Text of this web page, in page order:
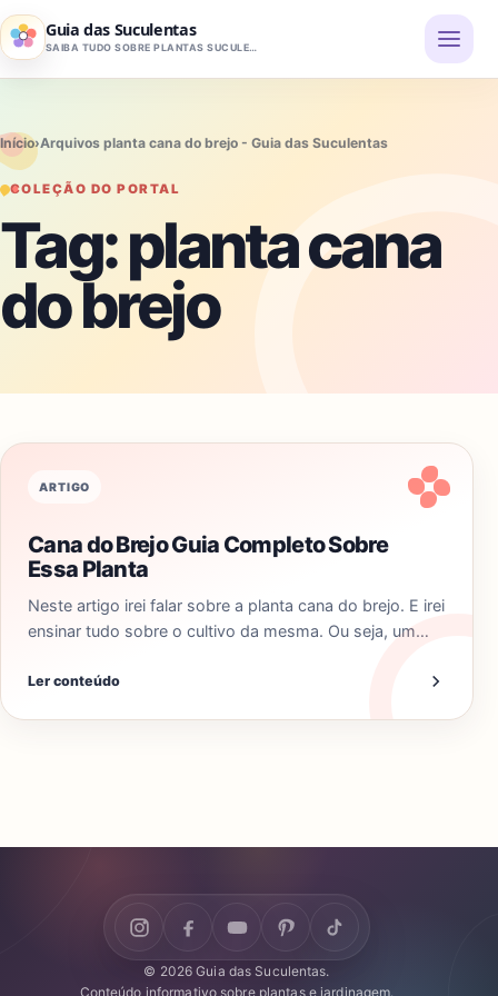
Pular para o conteúdo
Guia das Suculentas
SAIBA TUDO SOBRE PLANTAS SUCULENTAS
Início›Arquivos planta cana do brejo - Guia das Suculentas
COLEÇÃO DO PORTAL
Tag:planta cana
do brejo
ARTIGO
Cana do Brejo Guia Completo Sobre
Essa Planta
Neste artigo irei falar sobre a planta cana do brejo. E irei
ensinar tudo sobre o cultivo da mesma. Ou seja, um…
Ler conteúdo
© 2026 Guia das Suculentas.
Conteúdo informativo sobre plantas e jardinagem.